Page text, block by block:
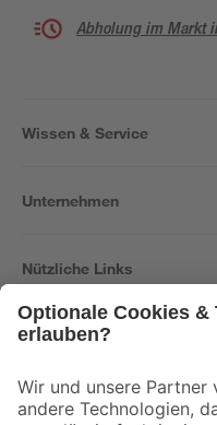
Abholung im Markt
Wissen & Service
Unternehmen
Nützliche Links
Der toom Newsletter: Keine